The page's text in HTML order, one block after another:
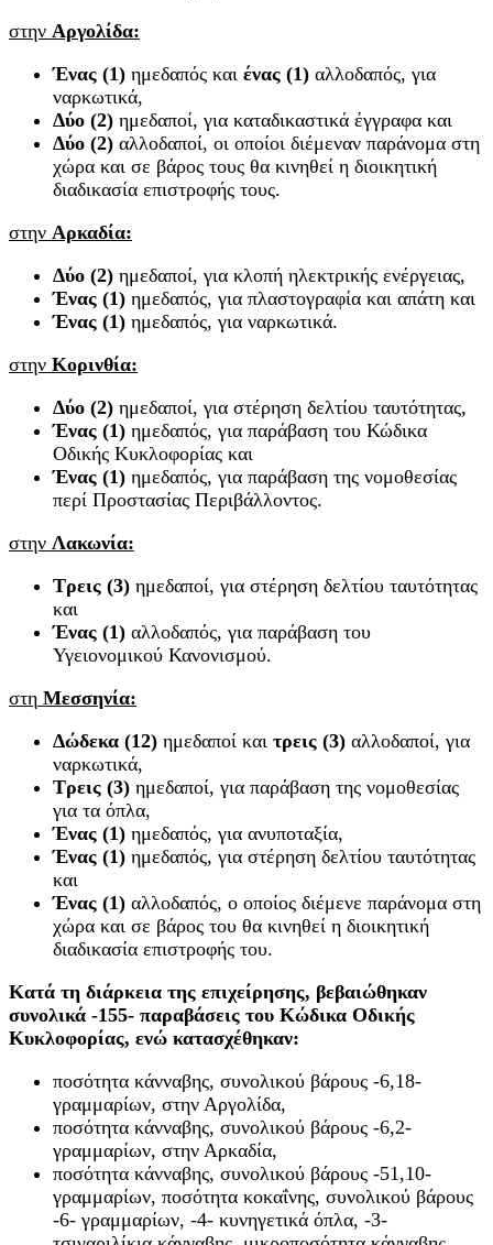
στην Αργολίδα:
Ένας (1) ημεδαπός και ένας (1) αλλοδαπός, για
ναρκωτικά,
Δύο (2) ημεδαποί, για καταδικαστικά έγγραφα και
Δύο (2) αλλοδαποί, οι οποίοι διέμεναν παράνομα στη
χώρα και σε βάρος τους θα κινηθεί η διοικητική
διαδικασία επιστροφής τους.
στην Αρκαδία:
Δύο (2) ημεδαποί, για κλοπή ηλεκτρικής ενέργειας,
Ένας (1) ημεδαπός, για πλαστογραφία και απάτη και
Ένας (1) ημεδαπός, για ναρκωτικά.
στην Κορινθία:
Δύο (2) ημεδαποί, για στέρηση δελτίου ταυτότητας,
Ένας (1) ημεδαπός, για παράβαση του Κώδικα
Οδικής Κυκλοφορίας και
Ένας (1) ημεδαπός, για παράβαση της νομοθεσίας
περί Προστασίας Περιβάλλοντος.
στην Λακωνία:
Τρεις (3) ημεδαποί, για στέρηση δελτίου ταυτότητας
και
Ένας (1) αλλοδαπός, για παράβαση του
Υγειονομικού Κανονισμού.
στη Μεσσηνία:
Δώδεκα (12) ημεδαποί και τρεις (3) αλλοδαποί, για
ναρκωτικά,
Τρεις (3) ημεδαποί, για παράβαση της νομοθεσίας
για τα όπλα,
Ένας (1) ημεδαπός, για ανυποταξία,
Ένας (1) ημεδαπός, για στέρηση δελτίου ταυτότητας
και
Ένας (1) αλλοδαπός, ο οποίος διέμενε παράνομα στη
χώρα και σε βάρος του θα κινηθεί η διοικητική
διαδικασία επιστροφής του.
Κατά τη διάρκεια της επιχείρησης, βεβαιώθηκαν
συνολικά -155- παραβάσεις του Κώδικα Οδικής
Κυκλοφορίας, ενώ κατασχέθηκαν:
ποσότητα κάνναβης, συνολικού βάρους -6,18-
γραμμαρίων, στην Αργολίδα,
ποσότητα κάνναβης, συνολικού βάρους -6,2-
γραμμαρίων, στην Αρκαδία,
ποσότητα κάνναβης, συνολικού βάρους -51,10-
γραμμαρίων, ποσότητα κοκαΐνης, συνολικού βάρους
-6- γραμμαρίων, -4- κυνηγετικά όπλα, -3-